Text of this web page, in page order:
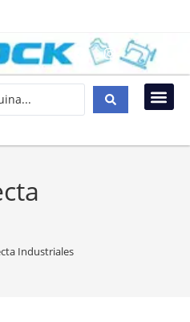
Industriales